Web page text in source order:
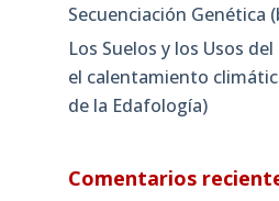
Secuenciación Genética
Los Suelos y los Usos
el calentamiento
de la Edafología)
Comentarios